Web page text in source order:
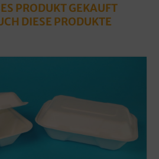
PRODUKT GEKAUFT
DIESE PRODUKTE